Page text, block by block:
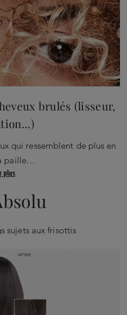
brulés (lisseur,
qui ressemblent de plus en
paille…
plus
sujets aux frisottis